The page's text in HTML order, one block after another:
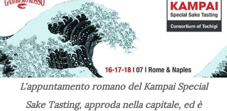
L'appuntamento romano del Kampai Special
Sake Tasting, approda nella capitale, ed è